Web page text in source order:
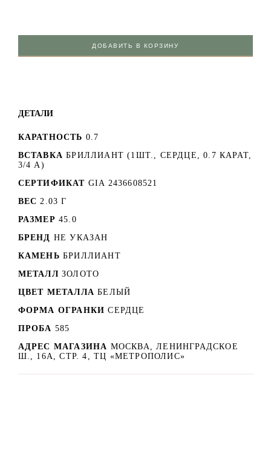
ДОБАВИТЬ В КОРЗИНУ
ДЕТАЛИ
КАРАТНОСТЬ 0.7
ВСТАВКА БРИЛЛИАНТ (1ШТ., СЕРДЦЕ, 0.7 КАРАТ,
3/4 А)
СЕРТИФИКАТ GIA 2436608521
ВЕС 2.03 Г
РАЗМЕР 45.0
БРЕНД НЕ УКАЗАН
КАМЕНЬ БРИЛЛИАНТ
МЕТАЛЛ ЗОЛОТО
ЦВЕТ МЕТАЛЛА БЕЛЫЙ
ФОРМА ОГРАНКИ СЕРДЦЕ
ПРОБА 585
АДРЕС МАГАЗИНА МОСКВА, ЛЕНИНГРАДСКОЕ
Ш., 16А, СТР. 4, ТЦ «МЕТРОПОЛИС»